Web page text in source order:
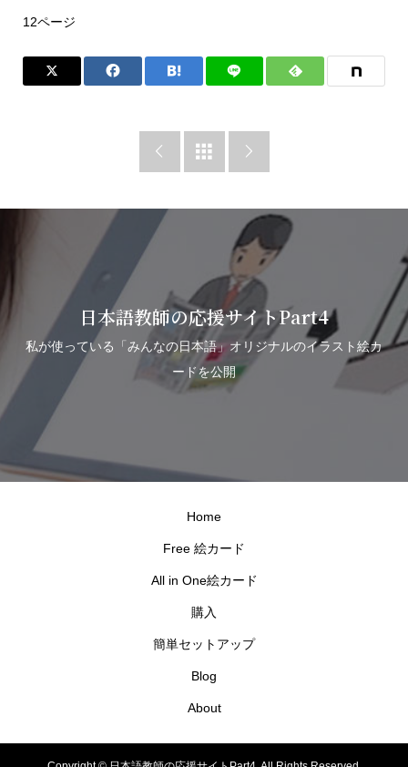
12ページ
  
日本語教師の応援サイトPart4
私が使っている「みんなの日本語」オリジナルのイラスト絵カ
ードを公開
Home
Free 絵カード
All in One絵カード
購入
簡単セットアップ
Blog
About